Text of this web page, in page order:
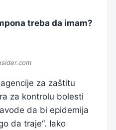
treba da imam?
za zaštitu
za kontrolu bolesti
da bi epidemija
da traje“. Iako